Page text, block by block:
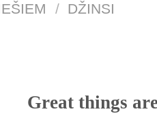
/ DŽINSI
Great things